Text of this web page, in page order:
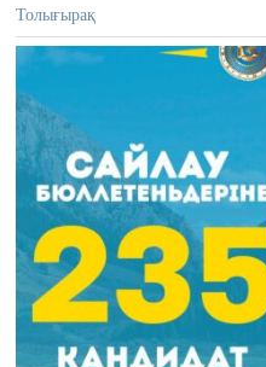
,
Толығырақ